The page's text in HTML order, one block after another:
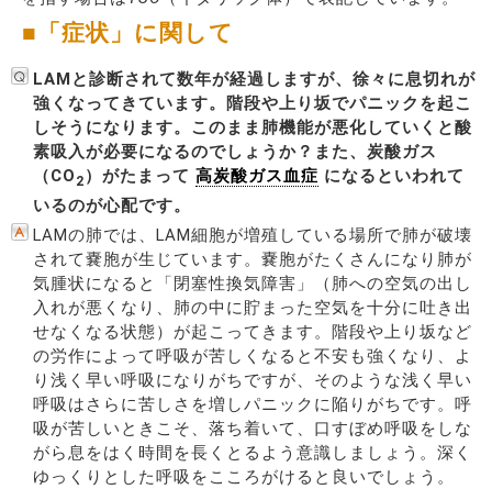
■「症状」に関して
LAMと診断されて数年が経過しますが、徐々に息切れが
強くなってきています。階段や上り坂でパニックを起こ
しそうになります。このまま肺機能が悪化していくと酸
素吸入が必要になるのでしょうか？また、炭酸ガス
（CO 2 ）がたまって 高炭酸ガス血症 になるといわれて
いるのが心配です。
LAMの肺では、LAM細胞が増殖している場所で肺が破壊
されて嚢胞が生じています。嚢胞がたくさんになり肺が
気腫状になると「閉塞性換気障害」（肺への空気の出し
入れが悪くなり、肺の中に貯まった空気を十分に吐き出
せなくなる状態）が起こってきます。階段や上り坂など
の労作によって呼吸が苦しくなると不安も強くなり、よ
り浅く早い呼吸になりがちですが、そのような浅く早い
呼吸はさらに苦しさを増しパニックに陥りがちです。呼
吸が苦しいときこそ、落ち着いて、口すぼめ呼吸をしな
がら息をはく時間を長くとるよう意識しましょう。深く
ゆっくりとした呼吸をこころがけると良いでしょう。